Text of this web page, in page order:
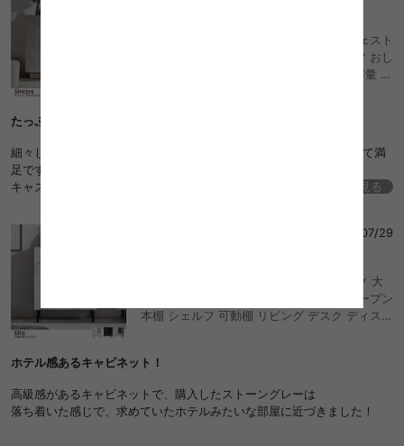
Sincere シンシア 幅100 キャビネット チェスト
ラック タンス 本棚 サイドボード シェルフ おし
ゃれ おすすめ 安い 収納 扉 棚 可動棚 大容量 キ
たっぷり入ります！
細々した日用品や本をしっかり収納できました。生活感がなくなって満
足です。
キャスターがついてるように見えないのに軽い力で動かせるのも◎続きを見る
2026/07/29
幅72 キャビネット サイド チェスト ラック 大
理石柄 ストーン 収納 引き出し 扉付き オープン
本棚 シェルフ 可動棚 リビング デスク ディスプ
ス マーブル柄 ルーター ファイル A4 おしゃれ
ホテル感あるキャビネット！
高級感があるキャビネットで、購入したストーングレーは
落ち着いた感じで、求めていたホテルみたいな部屋に近づきました！